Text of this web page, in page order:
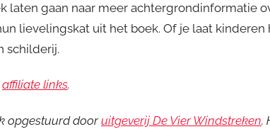
laten gaan naar meer achtergrondinformatie
lievelingskat uit het boek. Of je laat
schilderij.
affiliate links.
opgestuurd dooruitgeverij De Vier Windstreken.